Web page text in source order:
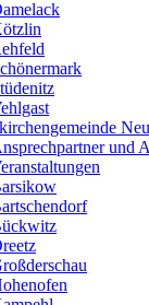
und